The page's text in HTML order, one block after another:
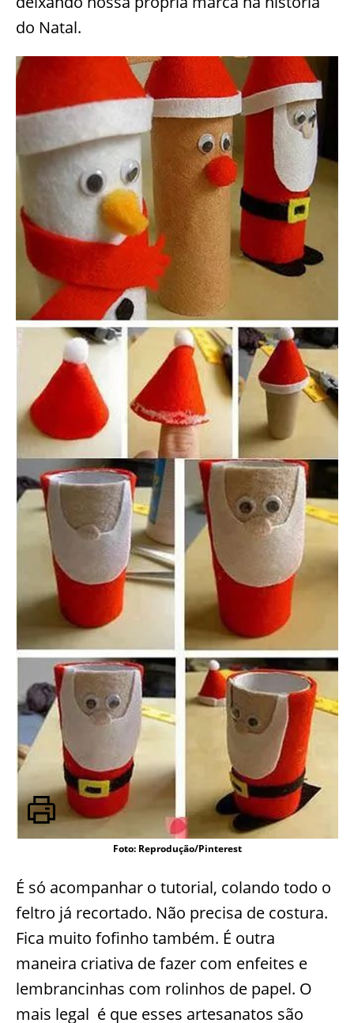
do Natal.
Foto: Reprodução/Pinterest
É só acompanhar o tutorial, colando todo o
feltro já recortado. Não precisa de costura.
Fica muito fofinho também. É outra
maneira criativa de fazer com enfeites e
lembrancinhas com rolinhos de papel. O
mais legal é que esses artesanatos são